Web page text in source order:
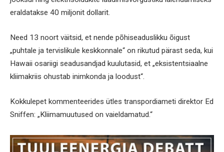
eraldatakse 40 miljonit dollarit.
Need 13 noort väitsid, et nende põhiseaduslikku õigust
„puhtale ja tervislikule keskkonnale“ on rikutud pärast seda, kui
Hawaii osariigi seadusandjad kuulutasid, et „eksistentsiaalne
kliimakriis ohustab inimkonda ja loodust“.
Kokkulepet kommenteerides ütles transpordiameti direktor Ed
Sniffen: „Kliimamuutused on vaieldamatud.“